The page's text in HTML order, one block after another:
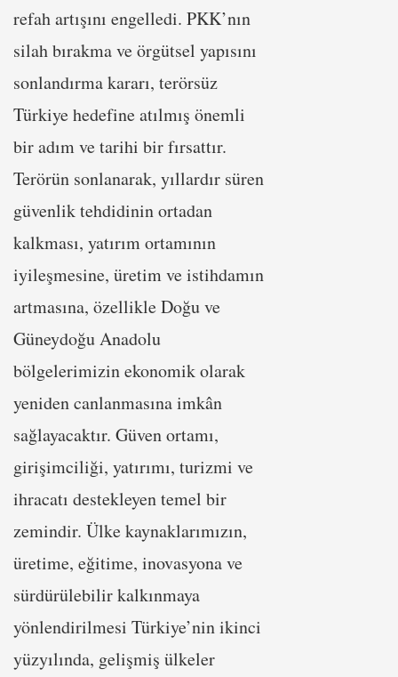
refah artışını engelledi. PKK’nın
silah bırakma ve örgütsel yapısını
sonlandırma kararı, terörsüz
Türkiye hedefine atılmış önemli
bir adım ve tarihi bir fırsattır.
Terörün sonlanarak, yıllardır süren
güvenlik tehdidinin ortadan
kalkması, yatırım ortamının
iyileşmesine, üretim ve istihdamın
artmasına, özellikle Doğu ve
Güneydoğu Anadolu
bölgelerimizin ekonomik olarak
yeniden canlanmasına imkân
sağlayacaktır. Güven ortamı,
girişimciliği, yatırımı, turizmi ve
ihracatı destekleyen temel bir
zemindir. Ülke kaynaklarımızın,
üretime, eğitime, inovasyona ve
sürdürülebilir kalkınmaya
yönlendirilmesi Türkiye’nin ikinci
yüzyılında, gelişmiş ülkeler